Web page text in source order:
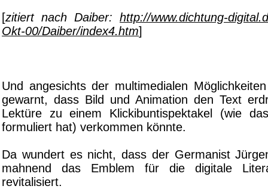
[zitiert nach Daiber: http://www.dichtung-
Okt-00/Daiber/index4.htm]
Und angesichts der multimedialen
gewarnt, dass Bild und Animation den Text
Lektüre zu einem Klickibuntispektakel (wie
formuliert hat) verkommen könnte.
Da wundert es nicht, dass der Germanist
mahnend das Emblem für die digitale
revitalisiert.